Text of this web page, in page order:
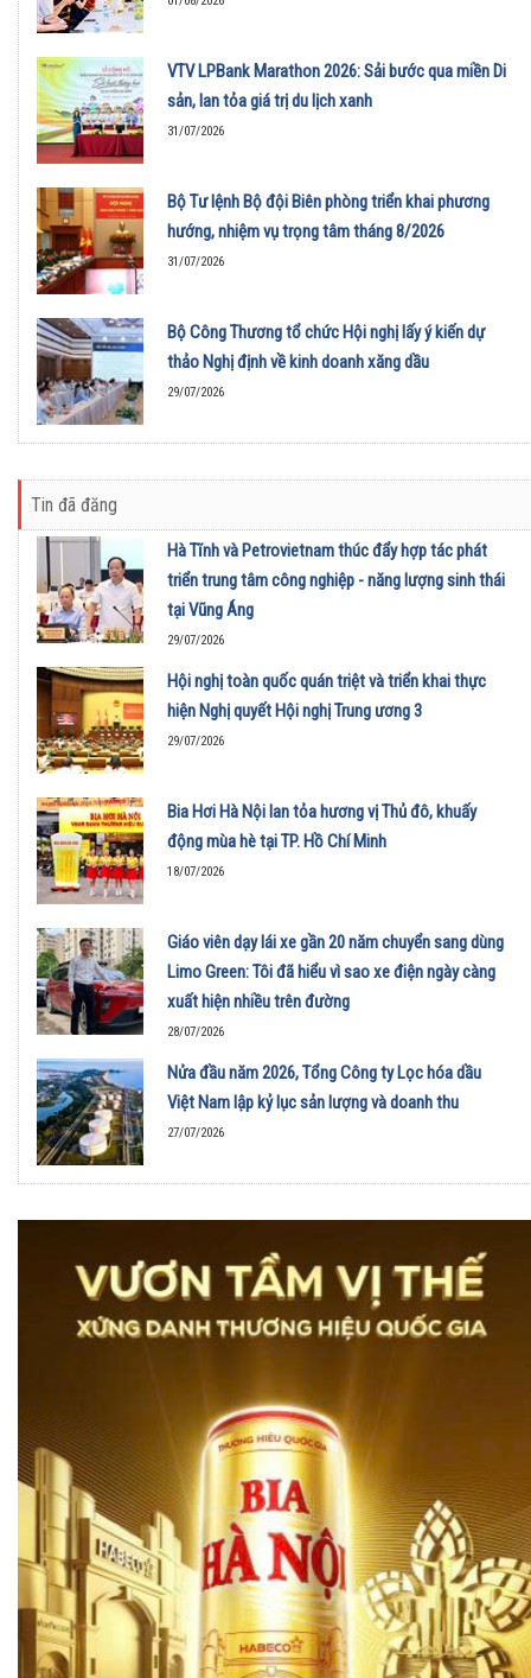
VTV LPBank Marathon 2026: Sải bước qua miền Di
sản, lan tỏa giá trị du lịch xanh
31/07/2026
Bộ Tư lệnh Bộ đội Biên phòng triển khai phương
hướng, nhiệm vụ trọng tâm tháng 8/2026
31/07/2026
Bộ Công Thương tổ chức Hội nghị lấy ý kiến dự
thảo Nghị định về kinh doanh xăng dầu
29/07/2026
Tin đã đăng
Hà Tĩnh và Petrovietnam thúc đẩy hợp tác phát
triển trung tâm công nghiệp - năng lượng sinh thái
tại Vũng Áng
29/07/2026
Hội nghị toàn quốc quán triệt và triển khai thực
hiện Nghị quyết Hội nghị Trung ương 3
29/07/2026
Bia Hơi Hà Nội lan tỏa hương vị Thủ đô, khuấy
động mùa hè tại TP. Hồ Chí Minh
18/07/2026
Giáo viên dạy lái xe gần 20 năm chuyển sang dùng
Limo Green: Tôi đã hiểu vì sao xe điện ngày càng
xuất hiện nhiều trên đường
28/07/2026
Nửa đầu năm 2026, Tổng Công ty Lọc hóa dầu
Việt Nam lập kỷ lục sản lượng và doanh thu
27/07/2026